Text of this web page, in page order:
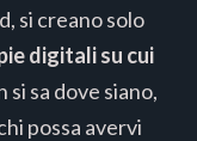
si creano solo
digitali su cui
si sa dove siano,
possa avervi